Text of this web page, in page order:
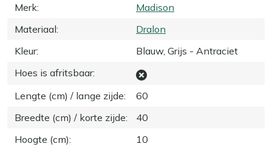
Merk:
Madison
Materiaal:
Dralon
Kleur:
Blauw, Grijs - Antraciet
Hoes is afritsbaar:
Lengte (cm) / lange zijde:
60
Breedte (cm) / korte zijde:
40
Hoogte (cm): 10